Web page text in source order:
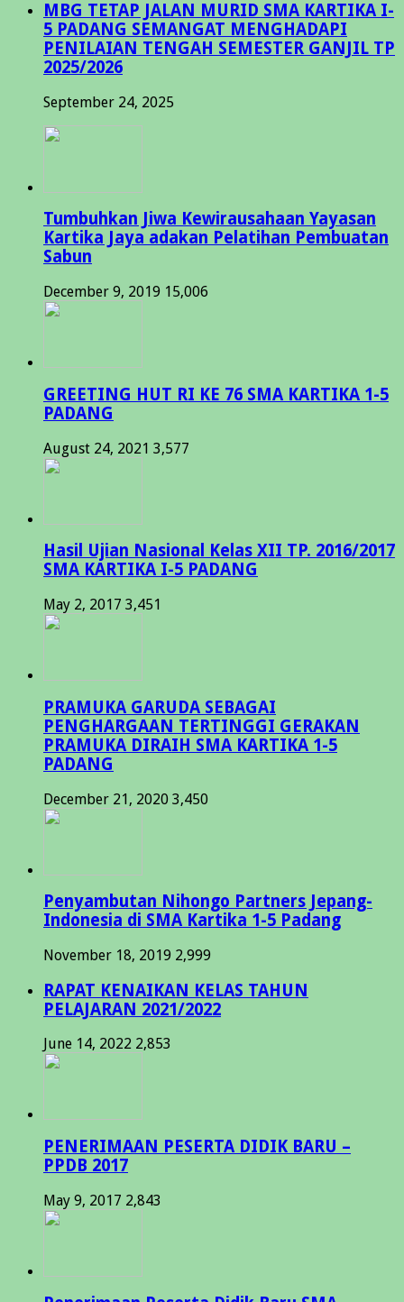
MBG TETAP JALAN MURID SMA KARTIKA I-
5 PADANG SEMANGAT MENGHADAPI
PENILAIAN TENGAH SEMESTER GANJIL TP
2025/2026
September 24, 2025
Tumbuhkan Jiwa Kewirausahaan Yayasan
Kartika Jaya adakan Pelatihan Pembuatan
Sabun
December 9, 2019 15,006
GREETING HUT RI KE 76 SMA KARTIKA 1-5
PADANG
August 24, 2021 3,577
Hasil Ujian Nasional Kelas XII TP. 2016/2017
SMA KARTIKA I-5 PADANG
May 2, 2017 3,451
PRAMUKA GARUDA SEBAGAI
PENGHARGAAN TERTINGGI GERAKAN
PRAMUKA DIRAIH SMA KARTIKA 1-5
PADANG
December 21, 2020 3,450
Penyambutan Nihongo Partners Jepang-
Indonesia di SMA Kartika 1-5 Padang
November 18, 2019 2,999
RAPAT KENAIKAN KELAS TAHUN
PELAJARAN 2021/2022
June 14, 2022 2,853
PENERIMAAN PESERTA DIDIK BARU –
PPDB 2017
May 9, 2017 2,843